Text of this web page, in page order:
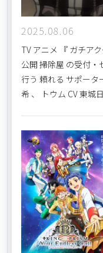
2025.08.06
TV アニメ 『 ガチア
公開 掃除屋 の受付・
行う 頼れる サポータ
希 、 トウム CV 東城